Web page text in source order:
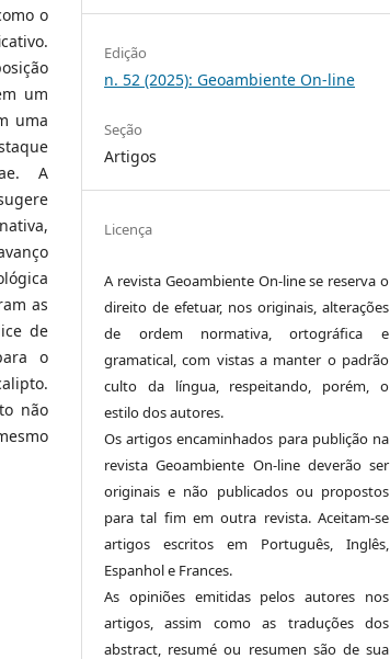
o
um
uma
A
as
de
o
não
Edição
n. 52 (2025): Geoambiente On-line
Seção
Artigos
Licença
A revista Geoambiente On-line se reserva o
direito de efetuar, nos originais, alterações
de ordem normativa, ortográfica e
gramatical, com vistas a manter o padrão
culto da língua, respeitando, porém, o
estilo dos autores.
Os artigos encaminhados para publição na
revista Geoambiente On-line deverão ser
originais e não publicados ou propostos
para tal fim em outra revista. Aceitam-se
artigos escritos em Português, Inglês,
Espanhol e Frances.
As opiniões emitidas pelos autores nos
artigos, assim como as traduções dos
abstract, resumé ou resumen são de sua